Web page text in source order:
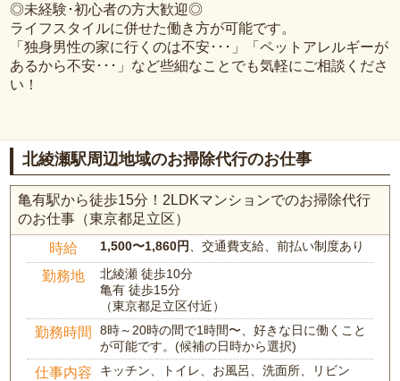
◎未経験･初心者の方大歓迎◎
ライフスタイルに併せた働き方が可能です。
「独身男性の家に行くのは不安･･･」「ペットアレルギーが
あるから不安･･･」など些細なことでも気軽にご相談くださ
い！
北綾瀬駅周辺地域のお掃除代行のお仕事
亀有駅から徒歩15分！2LDKマンションでのお掃除代行
のお仕事（東京都足立区）
時給 1,500〜1,860円、交通費支給、前払い制度あり
勤務地
北綾瀬 徒歩10分
亀有 徒歩15分
（東京都足立区付近）
勤務時間
8時～20時の間で1時間〜、好きな日に働くこと
が可能です。(候補の日時から選択)
仕事内容
キッチン、トイレ、お風呂、洗面所、リビン